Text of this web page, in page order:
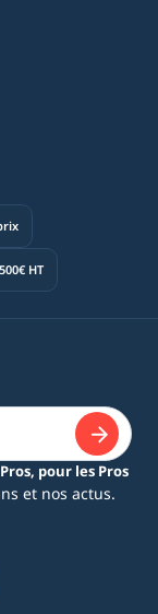
HT
pour les Pros
et nos actus.